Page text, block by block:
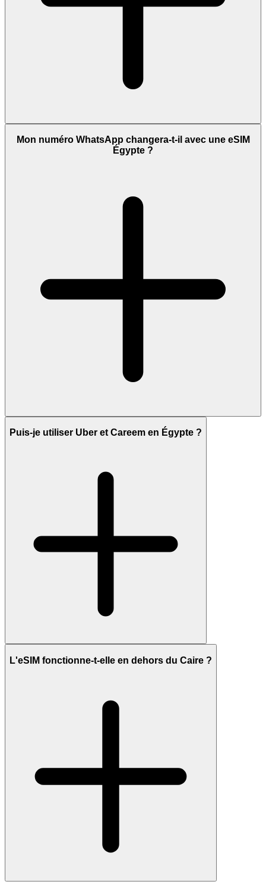
Mon numéro WhatsApp changera-t-il avec une eSIM
Égypte ?
Puis-je utiliser Uber et Careem en Égypte ?
L'eSIM fonctionne-t-elle en dehors du Caire ?